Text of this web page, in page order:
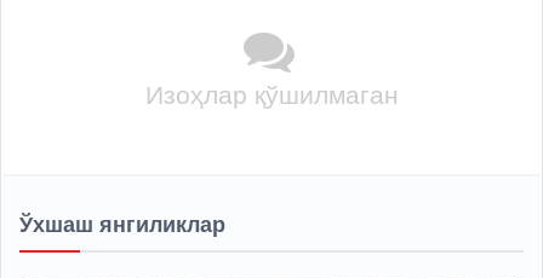
Изоҳлар қўшилмаган
Ўхшаш янгиликлар